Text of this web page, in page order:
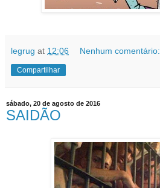
legrug at 12:06 Nenhum comentário:
Compartilhar
sábado, 20 de agosto de 2016
SAIDÃO